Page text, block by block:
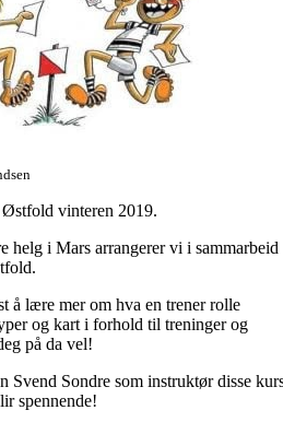
vinteren 2019.
helg i Mars arrangerer vi i sammarbeid
å lære mer om hva en trener rolle
og kart i forhold til treninger og
på da vel!
Svend Sondre som instruktør disse
spennende!